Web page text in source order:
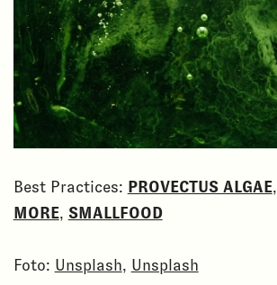
Best Practices: PROVECTUS ALGAE,
MORE, SMALLFOOD
Foto: Unsplash, Unsplash